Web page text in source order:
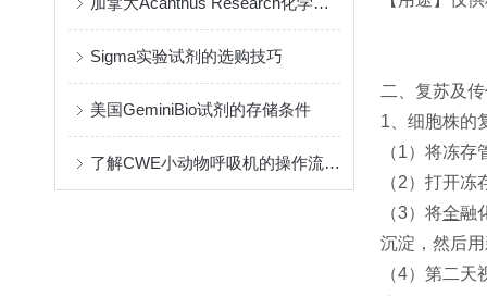
Sigma实验试剂的选购技巧
美国GeminiBio试剂的存储条件
了解CWE小动物呼吸机的操作流程与维护
二、复苏及
1、细胞株的
（1）将冻
（2）打开
（3）将全融
沉淀，然后
（4）第二